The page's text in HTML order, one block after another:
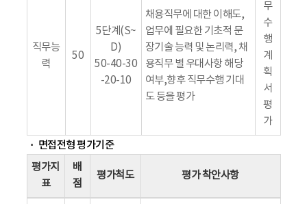
직무능
력
50
5단계(S~
D)
50-40-30
-20-10
채용직무에 대한 이해도,
업무에 필요한 기초적 문
장기술 능력 및 논리력, 채
용직무 별 우대사항 해당
여부,향후 직무수행 기대
도 등을 평가
무
수
행
계
획
서
평
가
면접전형 평가기준
평가지
표
배
점
평가척도 평가 착안사항